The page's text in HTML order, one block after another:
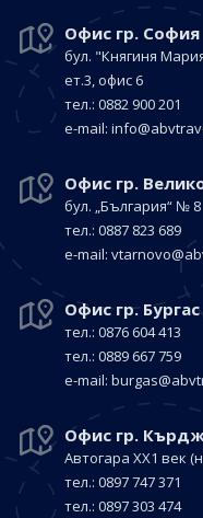
Офис гр. София
бул. "Княгиня
ет.3, офис 6
тел.: 0882 900 201
е-mail:
Офис гр.
бул. „България“ № 8
тел.: 0887 823 689
е-mail:
Офис гр. Бургас
тел.: 0876 604 413
тел.: 0889 667 759
е-mail:
Офис гр.
Автогара ХХ1 век
тел.: 0897 747 371
тел.: 0897 303 474